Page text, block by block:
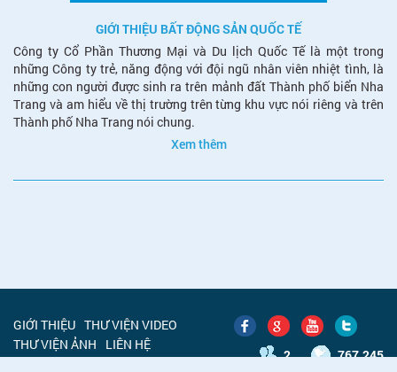
GIỚI THIỆU BẤT ĐỘNG SẢN QUỐC TẾ
Công ty Cổ Phần Thương Mại và Du lịch Quốc Tế là một trong
những Công ty trẻ, năng động với đội ngũ nhân viên nhiệt tình, là
những con người được sinh ra trên mảnh đất Thành phố biển Nha
Trang và am hiểu về thị trường trên từng khu vực nói riêng và trên
Thành phố Nha Trang nói chung.
Xem thêm
GIỚI THIỆU THƯ VIỆN VIDEO
THƯ VIỆN ẢNH
LIÊN HỆ
2 767.245